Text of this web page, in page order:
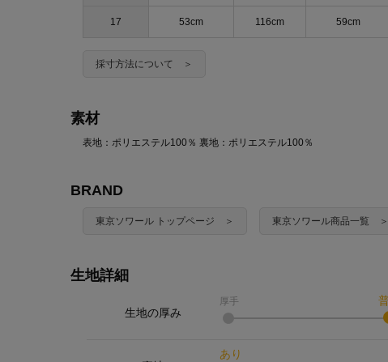
17 53cm 116cm 59cm
採寸方法について ＞
素材
表地：ポリエステル100％ 裏地：ポリエステル100％
BRAND
東京ソワール トップページ ＞ 東京ソワール商品一覧 ＞
生地詳細
生地の厚み
厚手
あり